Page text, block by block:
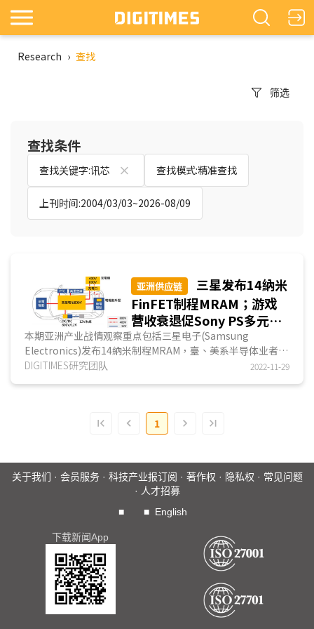
Research › 查找
筛选
查找条件
查找关键字:讯芯 查找模式:精准查找
上刊时间:2004/03/03~2026-08/09
亚洲供应链
三星发布14納米
FinFET制程MRAM；游戏
营收衰退促Sony PS多元开
拓潜在玩家；中国车企陆续
发布800V SiC高压平臺
本期亚洲产业战情观察重点包括三星电子(Samsung
Electronics)发布14納米制程MRAM，臺、美系半导体业者紧
追在后；PS5主机销量受制于芯片短缺并影响游戏营收，促
DIGITIMES研究团队 2022-11-29
1
关于我们 · 会员服务· 科技产业报订阅 · 著作权 · 隐私权 · 常见问题
· 人才招募
■
■ English
下载新闻App